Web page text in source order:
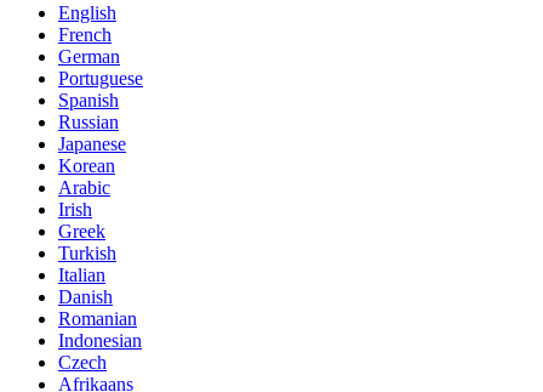
English
French
German
Portuguese
Spanish
Russian
Japanese
Korean
Arabic
Irish
Greek
Turkish
Italian
Danish
Romanian
Indonesian
Czech
Afrikaans